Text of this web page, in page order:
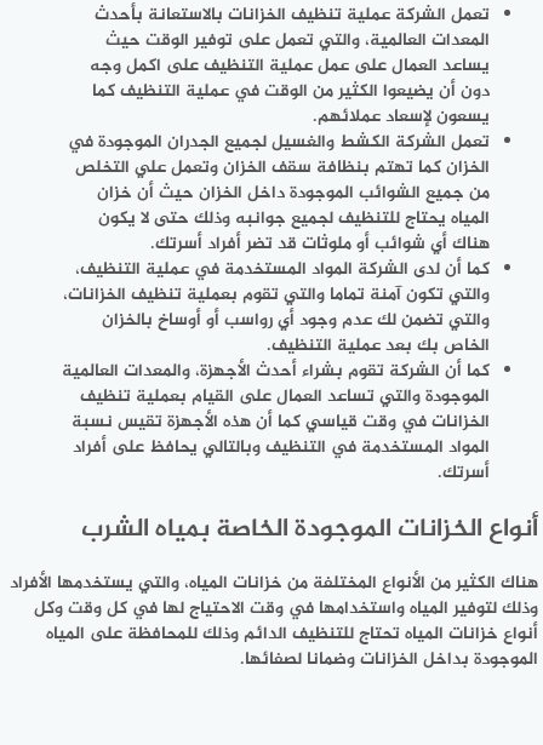
تعمل الشركة عملية تنظيف الخزانات بالاستعانة بأحدث
المعدات العالمية، والتي تعمل على توفير الوقت حيث
يساعد العمال على عمل عملية التنظيف على اكمل وجه
دون أن يضيعوا الكثير من الوقت في عملية التنظيف كما
يسعون لإسعاد عملائهم.
تعمل الشركة الكشط والغسيل لجميع الجدران الموجودة في
الخزان كما تهتم بنظافة سقف الخزان وتعمل علي التخلص
من جميع الشوائب الموجودة داخل الخزان حيث أن خزان
المياه يحتاج للتنظيف لجميع جوانبه وذلك حتى لا يكون
هناك أي شوائب أو ملوثات قد تضر أفراد أسرتك.
كما أن لدى الشركة المواد المستخدمة في عملية التنظيف،
والتي تكون آمنة تماما والتي تقوم بعملية تنظيف الخزانات،
والتي تضمن لك عدم وجود أي رواسب أو أوساخ بالخزان
الخاص بك بعد عملية التنظيف.
كما أن الشركة تقوم بشراء أحدث الأجهزة، والمعدات العالمية
الموجودة والتي تساعد العمال على القيام بعملية تنظيف
الخزانات في وقت قياسي كما أن هذه الأجهزة تقيس نسبة
المواد المستخدمة في التنظيف وبالتالي يحافظ على أفراد
أسرتك.
أنواع الخزانات الموجودة الخاصة بمياه الشرب
هناك الكثير من الأنواع المختلفة من خزانات المياه، والتي يستخدمها الأفراد
وذلك لتوفير المياه واستخدامها في وقت الاحتياج لها في كل وقت وكل
أنواع خزانات المياه تحتاج للتنظيف الدائم وذلك للمحافظة على المياه
الموجودة بداخل الخزانات وضمانا لصفائها.